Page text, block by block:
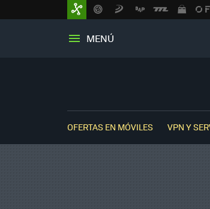
MENÚ
OFERTAS EN MÓVILES VPN Y